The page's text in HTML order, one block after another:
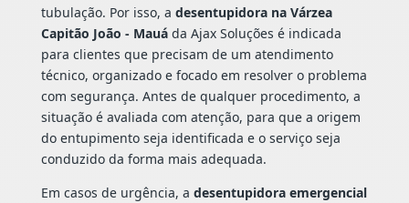
tubulação. Por isso, a desentupidora na Várzea
Capitão João - Mauáda Ajax Soluções é indicada
para clientes que precisam de um atendimento
técnico, organizado e focado em resolver o problema
com segurança. Antes de qualquer procedimento, a
situação é avaliada com atenção, para que a origem
do entupimento seja identificada e o serviço seja
conduzido da forma mais adequada.
Em casos de urgência, a desentupidora emergencial